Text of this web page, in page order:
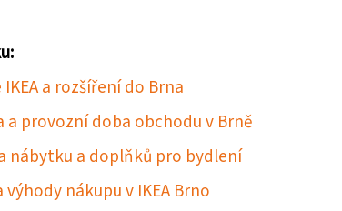
a rozšíření do Brna
a provozní doba obchodu v Brně
nábytku a doplňků pro bydlení
výhody nákupu v IKEA Brno